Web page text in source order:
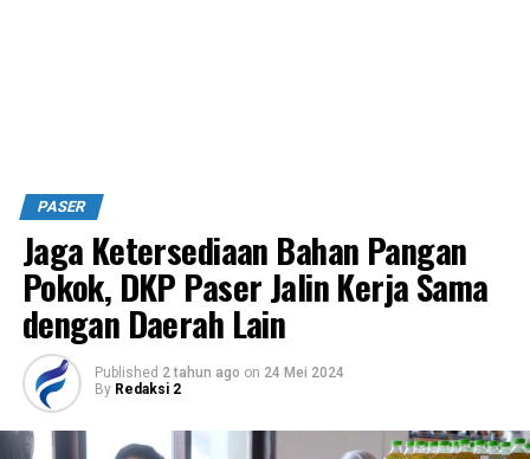
PASER
Jaga Ketersediaan Bahan Pangan
Pokok, DKP Paser Jalin Kerja Sama
dengan Daerah Lain
Published 2 tahun ago on 24 Mei 2024
By Redaksi 2